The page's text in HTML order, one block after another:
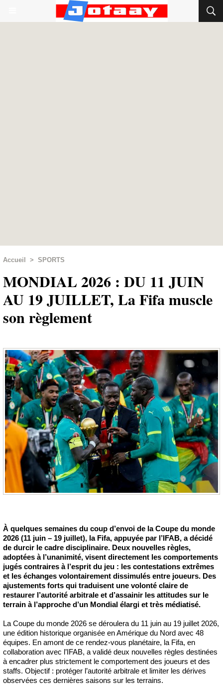
Accueil > SPORTS
MONDIAL 2026 : DU 11 JUIN
AU 19 JUILLET, La Fifa muscle
son règlement
À quelques semaines du coup d’envoi de la Coupe du monde
2026 (11 juin – 19 juillet), la Fifa, appuyée par l’IFAB, a décidé
de durcir le cadre disciplinaire. Deux nouvelles règles,
adoptées à l’unanimité, visent directement les comportements
jugés contraires à l’esprit du jeu : les contestations extrêmes
et les échanges volontairement dissimulés entre joueurs. Des
ajustements forts qui traduisent une volonté claire de
restaurer l’autorité arbitrale et d’assainir les attitudes sur le
terrain à l’approche d’un Mondial élargi et très médiatisé.
La Coupe du monde 2026 se déroulera du 11 juin au 19 juillet 2026,
une édition historique organisée en Amérique du Nord avec 48
équipes. En amont de ce rendez-vous planétaire, la Fifa, en
collaboration avec l’IFAB, a validé deux nouvelles règles destinées
à encadrer plus strictement le comportement des joueurs et des
staffs. Objectif : protéger l’autorité arbitrale et limiter les dérives
observées ces dernières saisons sur les terrains.